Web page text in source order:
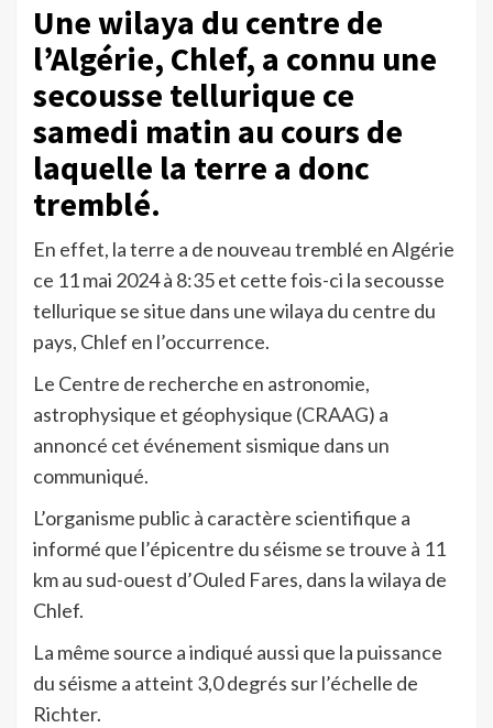
Une wilaya du centre de
l’Algérie, Chlef, a connu une
secousse tellurique ce
samedi matin au cours de
laquelle la terre a donc
tremblé.
En effet, la terre a de nouveau tremblé en Algérie
ce 11 mai 2024 à 8:35 et cette fois-ci la secousse
tellurique se situe dans une wilaya du centre du
pays, Chlef en l’occurrence.
Le Centre de recherche en astronomie,
astrophysique et géophysique (CRAAG) a
annoncé cet événement sismique dans un
communiqué.
L’organisme public à caractère scientifique a
informé que l’épicentre du séisme se trouve à 11
km au sud-ouest d’Ouled Fares, dans la wilaya de
Chlef.
La même source a indiqué aussi que la puissance
du séisme a atteint 3,0 degrés sur l’échelle de
Richter.